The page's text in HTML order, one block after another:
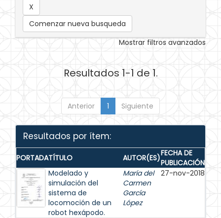
Comenzar nueva busqueda
Mostrar filtros avanzados
Resultados 1-1 de 1.
Anterior 1 Siguiente
Resultados por ítem:
PORTADATÍTULO AUTOR(ES)FECHA DE
PUBLICACIÓN
Modelado y
simulación del
sistema de
locomoción de un
robot hexápodo.
María del
Carmen
García
López
27-nov-2018